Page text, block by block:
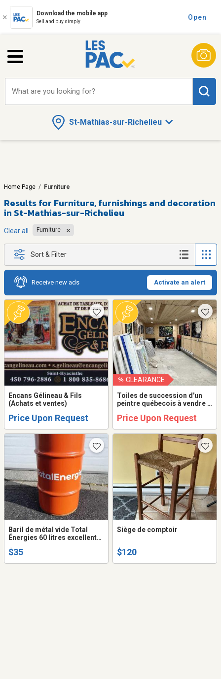
Download the mobile app
Sell and buy simply
Open
St-Mathias-sur-Richelieu
What are you looking for?
Home Page / Furniture
Results for Furniture, furnishings and decoration
in St-Mathias-sur-Richelieu
Clear all Furniture
Sort & Filter
Receive new ads Activate an alert
Encans Gélineau & Fils
(Achats et ventes)
Price Upon Request
CLEARANCE
Toiles de succession d'un
peintre québecois à vendre à
Price Upon Request
Baril de métal vide Total
Énergies 60 litres excellente
$35
Siège de comptoir
$120